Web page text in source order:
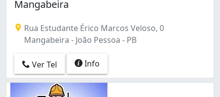
Mangabeira
Rua Estudante Érico Marcos Veloso, 0
Mangabeira - João Pessoa - PB
Ver Tel Info